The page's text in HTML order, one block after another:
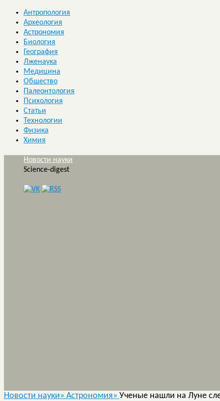
Антропология
Археология
Астрономия
Биология
География
Лженаука
Медицина
Общество
Палеонтология
Психология
Статьи
Технологии
Физика
Химия
Новости науки
Science-digest
Новости науки» Астрономия» Ученые нашли на Луне